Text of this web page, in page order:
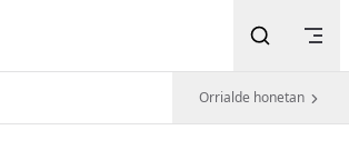
Orrialde honetan